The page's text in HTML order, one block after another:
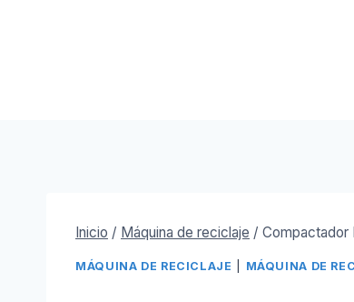
Inicio / Máquina de reciclaje / Compactador
MÁQUINA DE RECICLAJE MÁQUINA DE